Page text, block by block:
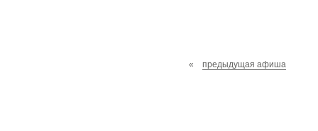
« предыдущая афиша